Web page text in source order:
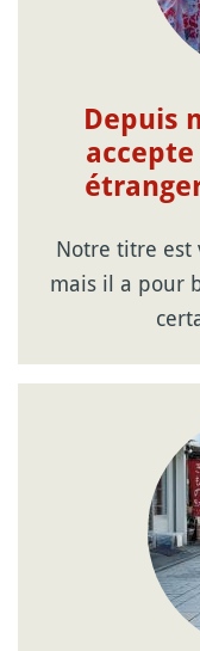
Depuis
Notre titre est
mais il a pour